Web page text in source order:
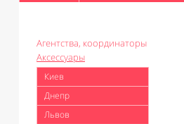
Агентства, координаторы
Аксессуары
Киев
Днепр
Львов